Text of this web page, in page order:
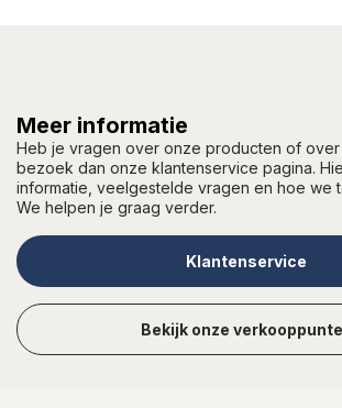
Meer informatie
Heb je vragen over onze producten of over
bezoek dan onze klantenservice pagina.
informatie, veelgestelde vragen en hoe we
We helpen je graag verder.
Klantenservice
Bekijk onze